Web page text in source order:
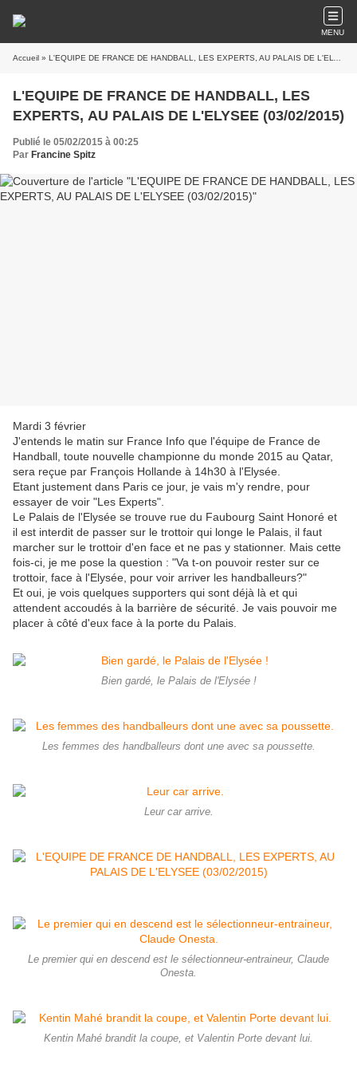
MENU
Accueil » L'EQUIPE DE FRANCE DE HANDBALL, LES EXPERTS, AU PALAIS DE L'ELYSEE (03/02/2015)
L'EQUIPE DE FRANCE DE HANDBALL, LES
EXPERTS, AU PALAIS DE L'ELYSEE (03/02/2015)
Publié le 05/02/2015 à 00:25
Par Francine Spitz
Mardi 3 février
J'entends le matin sur France Info que l'équipe de France de
Handball, toute nouvelle championne du monde 2015 au Qatar,
sera reçue par François Hollande à 14h30 à l'Elysée.
Etant justement dans Paris ce jour, je vais m'y rendre, pour
essayer de voir "Les Experts".
Le Palais de l'Elysée se trouve rue du Faubourg Saint Honoré et
il est interdit de passer sur le trottoir qui longe le Palais, il faut
marcher sur le trottoir d'en face et ne pas y stationner. Mais cette
fois-ci, je me pose la question : "Va t-on pouvoir rester sur ce
trottoir, face à l'Elysée, pour voir arriver les handballeurs?"
Et oui, je vois quelques supporters qui sont déjà là et qui
attendent accoudés à la barrière de sécurité. Je vais pouvoir me
placer à côté d'eux face à la porte du Palais.
Bien gardé, le Palais de l'Elysée !
Les femmes des handballeurs dont une avec sa poussette.
Leur car arrive.
Le premier qui en descend est le sélectionneur-entraineur, Claude
Onesta.
Kentin Mahé brandit la coupe, et Valentin Porte devant lui.